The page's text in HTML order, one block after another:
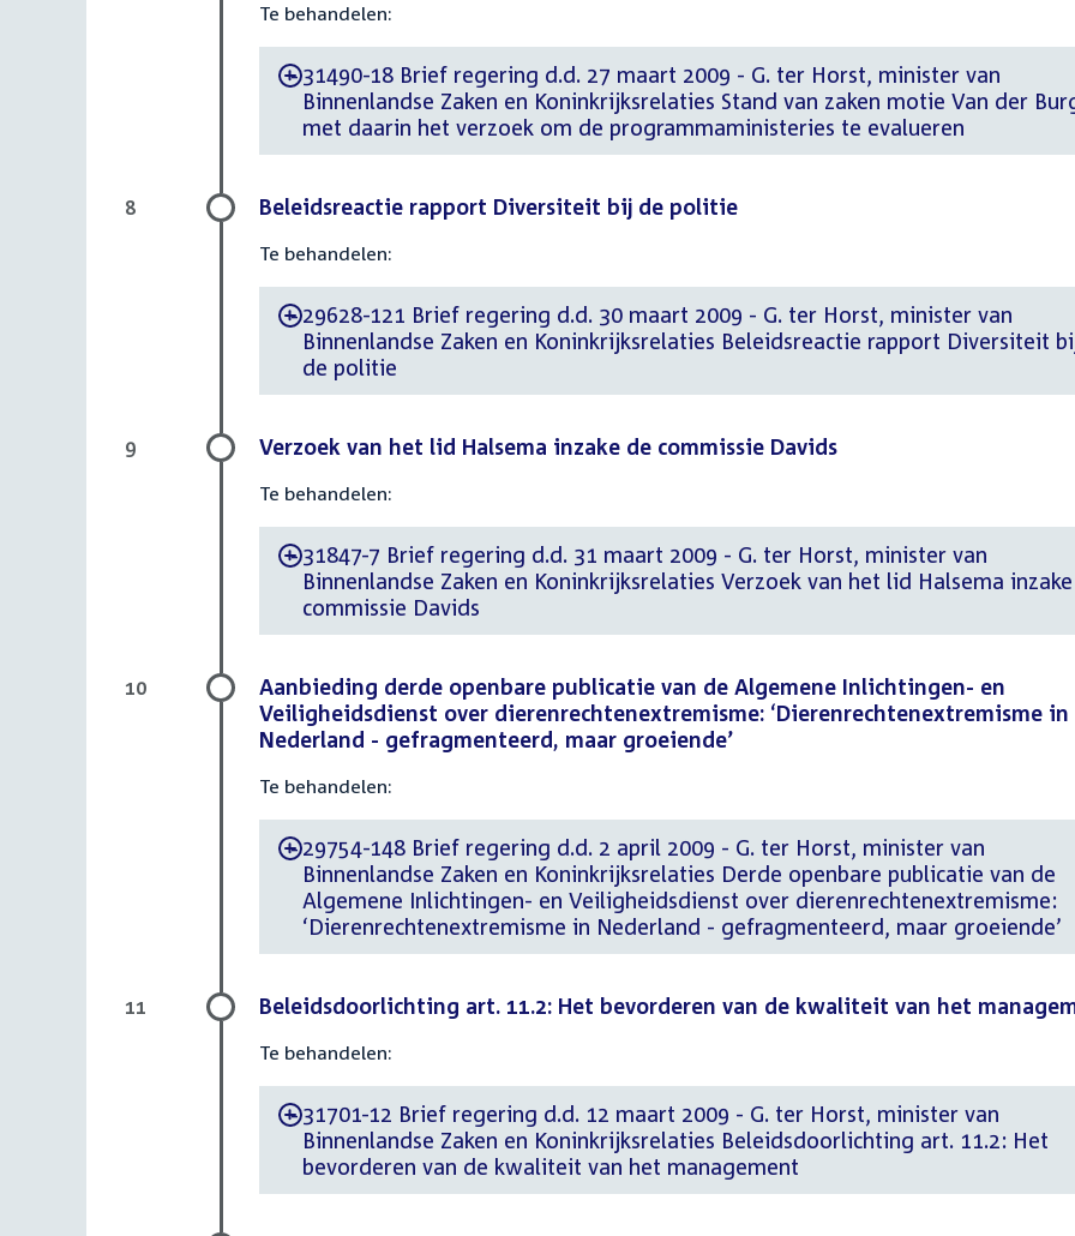
Te behandelen:
-31490-18 Brief regering d.d. 27 maart 2009 - G. ter Horst, minister van
Binnenlandse Zaken en Koninkrijksrelaties Stand van zaken motie Van der
met daarin het verzoek om de programmaministeries te evalueren
Beleidsreactie rapport Diversiteit bij de politie
Te behandelen:
-29628-121 Brief regering d.d. 30 maart 2009 - G. ter Horst, minister van
Binnenlandse Zaken en Koninkrijksrelaties Beleidsreactie rapport Diversiteit
de politie
8
Verzoek van het lid Halsema inzake de commissie Davids
Te behandelen:
-31847-7 Brief regering d.d. 31 maart 2009 - G. ter Horst, minister van
Binnenlandse Zaken en Koninkrijksrelaties Verzoek van het lid Halsema
commissie Davids
9
Aanbieding derde openbare publicatie van de Algemene Inlichtingen- en
Veiligheidsdienst over dierenrechtenextremisme: ‘Dierenrechtenextremisme in
Nederland - gefragmenteerd, maar groeiende’
Te behandelen:
-29754-148 Brief regering d.d. 2 april 2009 - G. ter Horst, minister van
Binnenlandse Zaken en Koninkrijksrelaties Derde openbare publicatie van de
Algemene Inlichtingen- en Veiligheidsdienst over dierenrechtenextremisme:
‘Dierenrechtenextremisme in Nederland - gefragmenteerd, maar groeiende’
10
Beleidsdoorlichting art. 11.2: Het bevorderen van de kwaliteit van het
Te behandelen:
-31701-12 Brief regering d.d. 12 maart 2009 - G. ter Horst, minister van
Binnenlandse Zaken en Koninkrijksrelaties Beleidsdoorlichting art. 11.2: Het
bevorderen van de kwaliteit van het management
11